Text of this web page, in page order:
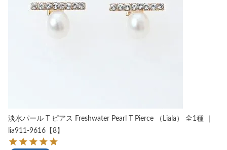
淡水パール T ピアス Freshwater Pearl T Pierce （Liala） 全1種 ｜
lia911-9616【8】